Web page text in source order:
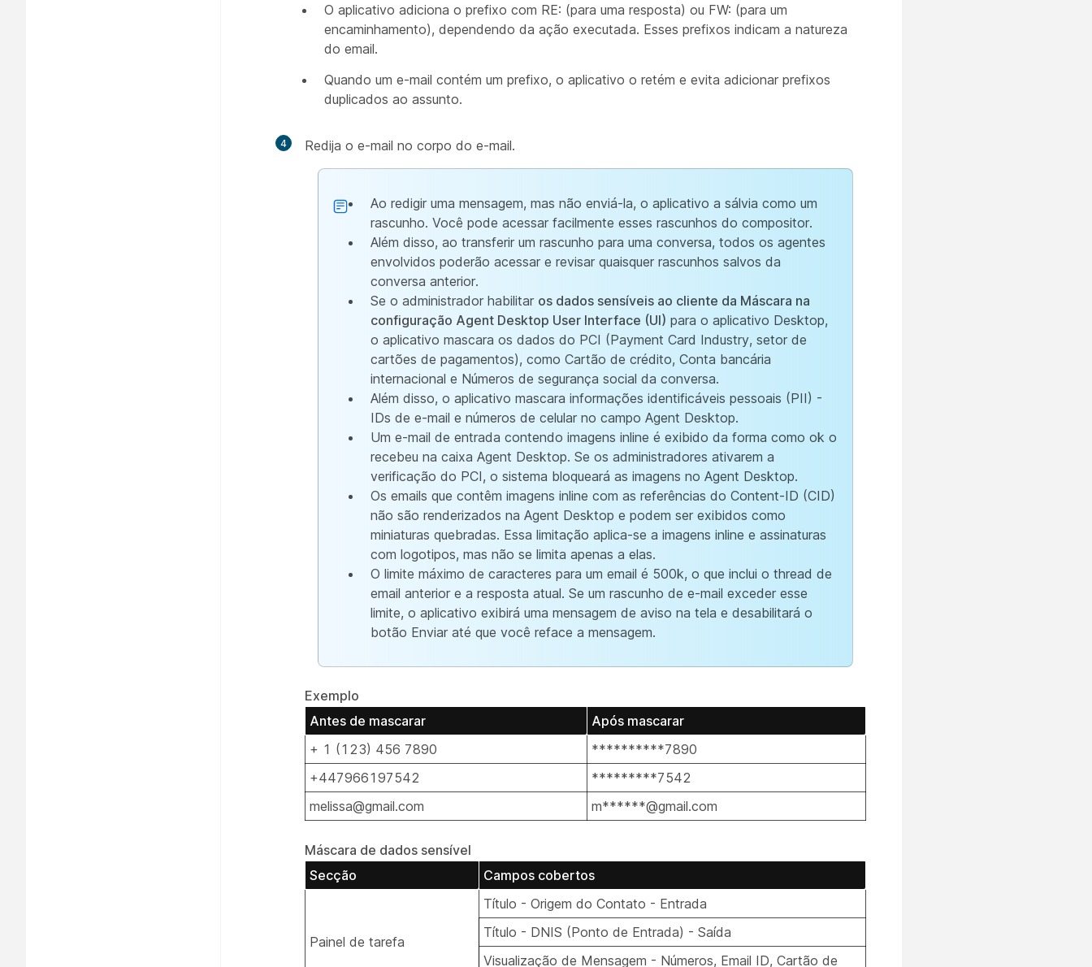
O aplicativo adiciona o prefixo com RE: (para uma resposta) ou FW: (para um
encaminhamento), dependendo da ação executada. Esses prefixos indicam a natureza
do email.
Quando um e-mail contém um prefixo, o aplicativo o retém e evita adicionar prefixos
duplicados ao assunto.
4 Redija o e-mail no corpo do e-mail.
Ao redigir uma mensagem, mas não enviá-la, o aplicativo a sálvia como um
rascunho. Você pode acessar facilmente esses rascunhos do compositor.
Além disso, ao transferir um rascunho para uma conversa, todos os agentes
envolvidos poderão acessar e revisar quaisquer rascunhos salvos da
conversa anterior.
Se o administrador habilitar os dados sensíveis ao cliente da Máscara na
configuração Agent Desktop User Interface (UI) para o aplicativo Desktop,
o aplicativo mascara os dados do PCI (Payment Card Industry, setor de
cartões de pagamentos), como Cartão de crédito, Conta bancária
internacional e Números de segurança social da conversa.
Além disso, o aplicativo mascara informações identificáveis pessoais (PII) -
IDs de e-mail e números de celular no campo Agent Desktop.
Um e-mail de entrada contendo imagens inline é exibido da forma como ok o
recebeu na caixa Agent Desktop. Se os administradores ativarem a
verificação do PCI, o sistema bloqueará as imagens no Agent Desktop.
Os emails que contêm imagens inline com as referências do Content-ID (CID)
não são renderizados na Agent Desktop e podem ser exibidos como
miniaturas quebradas. Essa limitação aplica-se a imagens inline e assinaturas
com logotipos, mas não se limita apenas a elas.
O limite máximo de caracteres para um email é 500k, o que inclui o thread de
email anterior e a resposta atual. Se um rascunho de e-mail exceder esse
limite, o aplicativo exibirá uma mensagem de aviso na tela e desabilitará o
botão Enviar até que você reface a mensagem.
Exemplo
Antes de mascarar
Após mascarar
+ 1 (123) 456 7890
**********7890
+447966197542
*********7542
melissa@gmail.com
m******@gmail.com
Máscara de dados sensível
Secção
Campos cobertos
Painel de tarefa
Título - Origem do Contato - Entrada
Título - DNIS (Ponto de Entrada) - Saída
Visualização de Mensagem - Números, Email ID, Cartão de